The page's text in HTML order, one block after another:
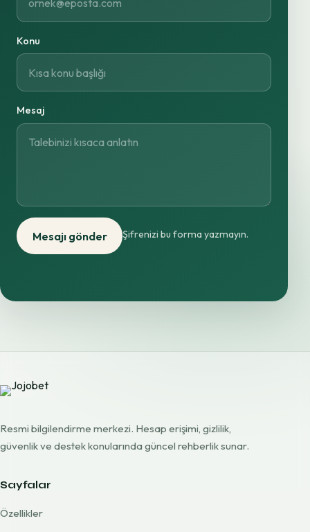
Konu
Mesaj
Mesajı gönder Şifrenizi bu forma yazmayın.
Resmi bilgilendirme merkezi. Hesap erişimi, gizlilik,
güvenlik ve destek konularında güncel rehberlik sunar.
Sayfalar
Özellikler